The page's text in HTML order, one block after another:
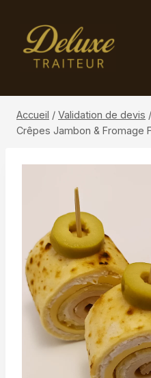
contenu
Accueil / Validation de devis /
Crêpes Jambon & Fromage